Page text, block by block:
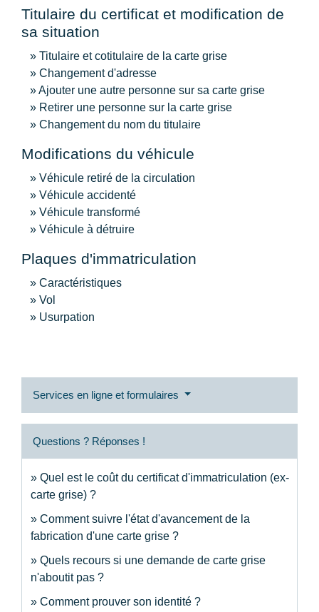
Titulaire du certificat et modification de
sa situation
Titulaire et cotitulaire de la carte grise
Changement d'adresse
Ajouter une autre personne sur sa carte grise
Retirer une personne sur la carte grise
Changement du nom du titulaire
Modifications du véhicule
Véhicule retiré de la circulation
Véhicule accidenté
Véhicule transformé
Véhicule à détruire
Plaques d'immatriculation
Caractéristiques
Vol
Usurpation
Services en ligne et formulaires
Questions ? Réponses !
Quel est le coût du certificat d'immatriculation (ex-
carte grise) ?
Comment suivre l'état d'avancement de la
fabrication d'une carte grise ?
Quels recours si une demande de carte grise
n'aboutit pas ?
Comment prouver son identité ?